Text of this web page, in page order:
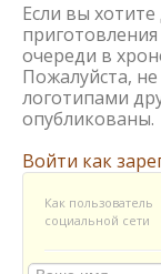
Если вы
очереди в
Пожалуйста,
логотипами
опубликованы.
Войти как
Как пользователь
социальной сети